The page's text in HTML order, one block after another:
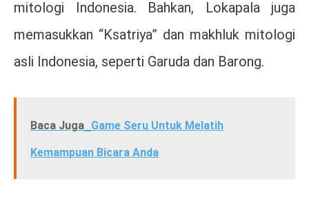
mitologi Indonesia. Bahkan, Lokapala juga
memasukkan “Ksatriya” dan makhluk mitologi
asli Indonesia, seperti Garuda dan Barong.
Baca Juga Game Seru Untuk Melatih
Kemampuan Bicara Anda